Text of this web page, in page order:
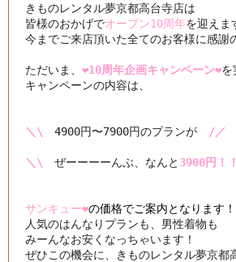
きものレンタル夢京都高台寺店は
皆様のおかげでオープン10周年を迎えま
今までご来店頂いた全てのお客様に感謝
ただいま、 ❤️10周年企画キャンペーン❤️を
キャンペーンの内容は、
＼\ 4900円〜7900円のプランが /／
＼\ ぜーーーーんぶ、なんと 3900円！
サンキュー❤️の価格でご案内となります！
人気のはんなりプランも、男性着物も
みーんなお安くなっちゃいます！
ぜひこの機会に、きものレンタル夢京